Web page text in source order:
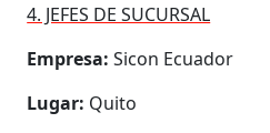
4. JEFES DE SUCURSAL
Empresa: Sicon Ecuador
Lugar: Quito